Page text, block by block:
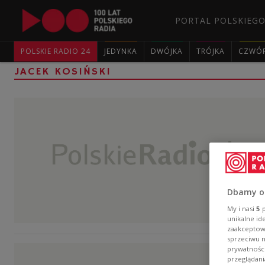
PORTAL
POLSKIE RADIO 24 JEDYNKA DWÓJKA TRÓJKA
JACEK KOSIŃSKI
Dbamy
My i nasi 5
unikalne
sprzeciwu